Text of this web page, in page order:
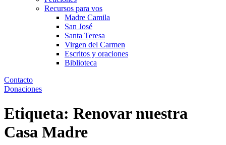
Recursos para vos
Madre Camila
San José
Santa Teresa
Virgen del Carmen
Escritos y oraciones
Biblioteca
Contacto
Donaciones
Etiqueta: Renovar nuestra
Casa Madre